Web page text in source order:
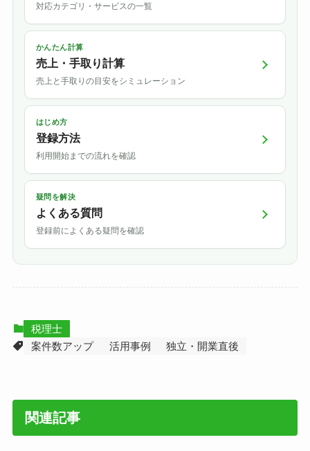
対応カテゴリ・サービスの一覧
かんたん計算
売上・手取り計算
売上と手取りの目安をシミュレーション
はじめ方
登録方法
利用開始までの流れを確認
疑問を解決
よくある質問
登録前によくある疑問を確認
税理士
案件数アップ
活用事例 独立・開業直後
関連記事